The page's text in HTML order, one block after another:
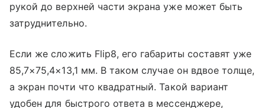
рукой до верхней части экрана уже может быть
затруднительно.
Если же сложить Flip8, его габариты составят уже
85,7×75,4×13,1 мм. В таком случае он вдвое толще,
а экран почти что квадратный. Такой вариант
удобен для быстрого ответа в мессенджере,